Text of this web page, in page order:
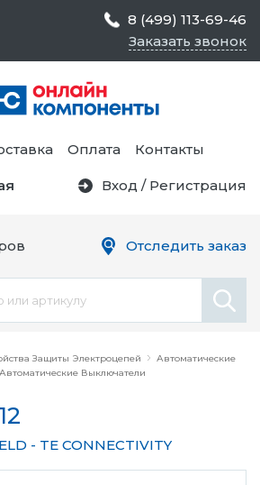
Защиты Электроцепей
Автоматические
Выключатели
- TE CONNECTIVITY
8 (499) 113-69-46
Заказать звонок
Оплата Контакты
Вход / Регистрация
Отследить заказ